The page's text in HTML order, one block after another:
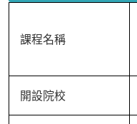
課程名稱
開設院校